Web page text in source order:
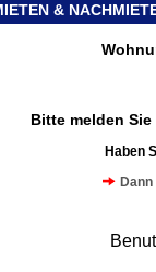
&
Bitte melden
Haben